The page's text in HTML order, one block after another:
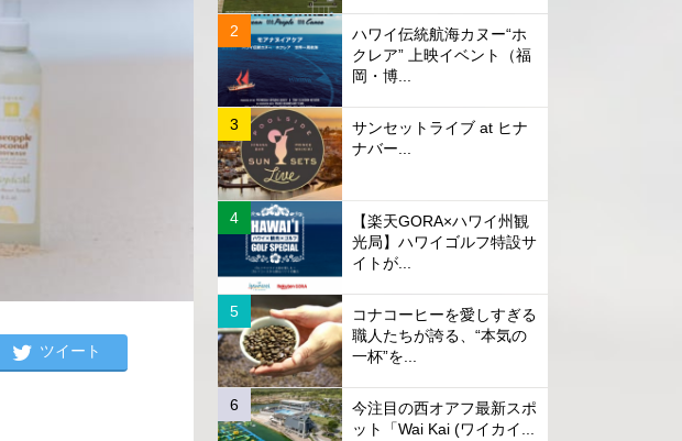
ツイート
ハワイ伝統航海カヌー“ホ
クレア” 上映イベント（福
岡・博...
サンセットライブ at ヒナ
ナバー...
【楽天GORA×ハワイ州観
光局】ハワイゴルフ特設サ
イトが...
コナコーヒーを愛しすぎる
職人たちが誇る、“本気の
一杯”を...
今注目の西オアフ最新スポ
ット「Wai Kai (ワイカイ...